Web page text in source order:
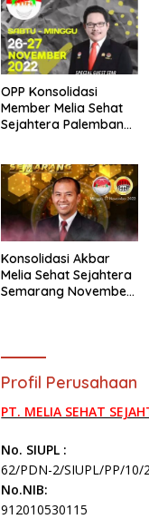
OPP Konsolidasi
Member Melia Sehat
Sejahtera Palembang
Konsolidasi Akbar
Melia Sehat Sejahtera
Semarang November
Profil Perusahaan
PT. MELIA SEHAT
No. SIUPL :
62/PDN-2/SIUPL/PP/10/
No.NIB:
912010530115